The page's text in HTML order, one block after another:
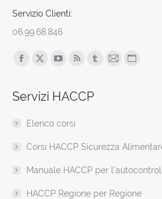
Servizio Clienti:
06.99.68.846
Find us on:
Facebook
opens
new
window
X
opens
new
window
opens
new
window
opens
window
Tumblr
window
Mail
window
Sito
new
Servizi HACCP
Elenco corsi
Corsi HACCP Sicurezza
Manuale HACCP per
HACCP Regione per Regione